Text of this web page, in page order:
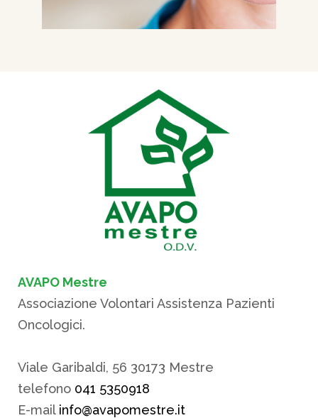
AVAPO Mestre
Associazione Volontari Assistenza Pazienti
Oncologici.
Viale Garibaldi, 56 30173 Mestre
telefono 041 5350918
E-mail info@avapomestre.it